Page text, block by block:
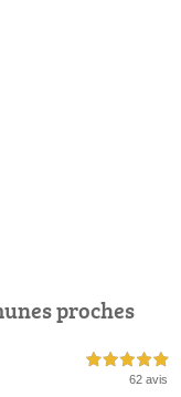
proches
5,0 étoiles sur 5
62 avis